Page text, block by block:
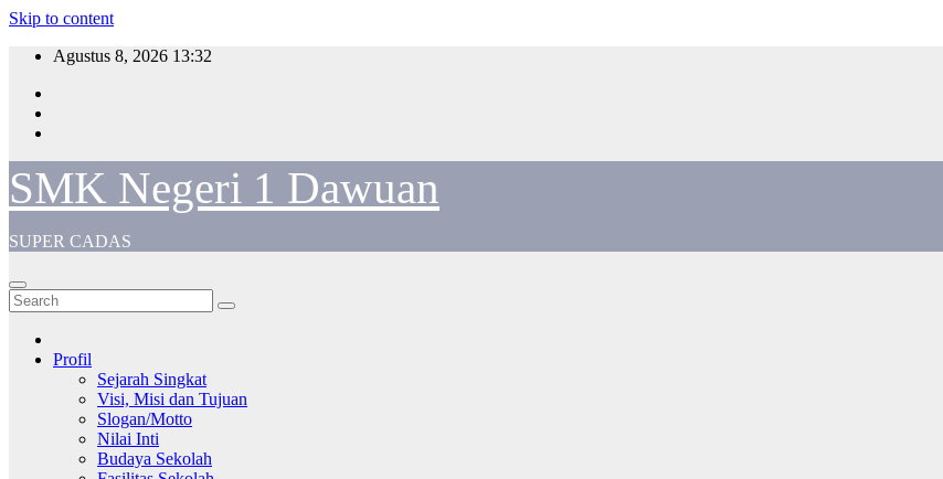
Skip to content
Agustus 8, 2026 13:32
SMK Negeri 1 Dawuan
SUPER CADAS
Profil
Sejarah Singkat
Visi, Misi dan Tujuan
Slogan/Motto
Nilai Inti
Budaya Sekolah